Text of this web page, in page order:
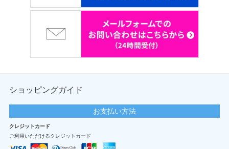
ショッピングガイド
お支払い方法
クレジットカード
ご利用いただけるクレジットカード